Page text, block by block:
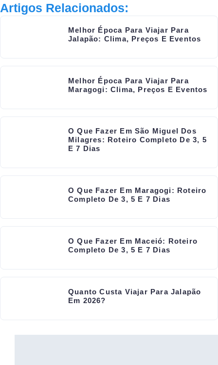
Artigos Relacionados:
Melhor Época Para Viajar Para
Jalapão: Clima, Preços E Eventos
Melhor Época Para Viajar Para
Maragogi: Clima, Preços E Eventos
O Que Fazer Em São Miguel Dos
Milagres: Roteiro Completo De 3, 5
E 7 Dias
O Que Fazer Em Maragogi: Roteiro
Completo De 3, 5 E 7 Dias
O Que Fazer Em Maceió: Roteiro
Completo De 3, 5 E 7 Dias
Quanto Custa Viajar Para Jalapão
Em 2026?